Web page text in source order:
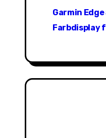
t
r
Garmin
Farbdisplay